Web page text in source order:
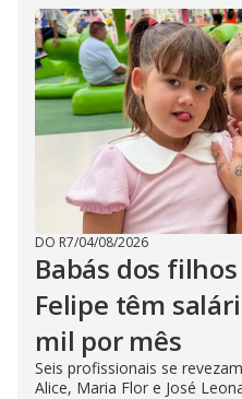
DO R7/04/08/2026
Babás dos
Felipe têm
mil por mês
Seis profissionais se
Alice, Maria Flor e José